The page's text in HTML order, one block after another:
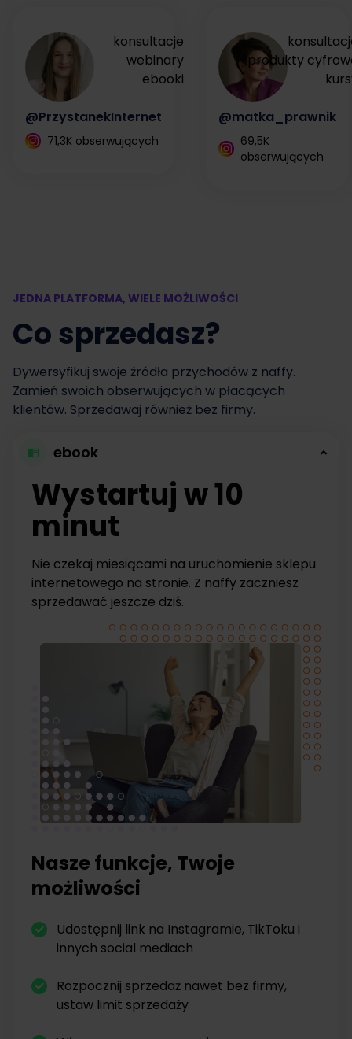
konsultacje
webinary
ebooki
@PrzystanekInternet
71,3K obserwujących
produkty
@matka_prawnik
69,5K
obserwujących
JEDNA PLATFORMA, WIELE MOŻLIWOŚCI
Co sprzedasz?
Dywersyfikuj swoje źródła przychodów z naffy.
Zamień swoich obserwujących w płacących
klientów. Sprzedawaj również bez firmy.
ebook
Wystartuj w 10
minut
Nie czekaj miesiącami na uruchomienie sklepu
internetowego na stronie. Z naffy zaczniesz
sprzedawać jeszcze dziś.
Nasze funkcje, Twoje
możliwości
Udostępnij link na Instagramie, TikToku i
innych social mediach
Rozpocznij sprzedaż nawet bez firmy,
ustaw limit sprzedaży